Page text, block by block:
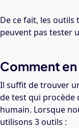
De ce fait, les
peuvent pas tester
Comment
Il suffit de trouver
de test qui procède
humain. Lorsque
utilisons 3 outils :